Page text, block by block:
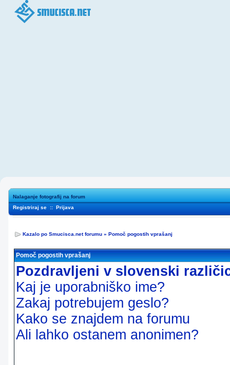
Nalaganje fotografij na forum
Registriraj se :: Prijava
Kazalo po Smucisca.net forumu » Pomoč pogostih vprašanj
Pomoč pogostih vprašanj
Pozdravljeni v slovenski
Kaj je uporabniško ime?
Zakaj potrebujem geslo?
Kako se znajdem na forumu
Ali lahko ostanem anonimen?